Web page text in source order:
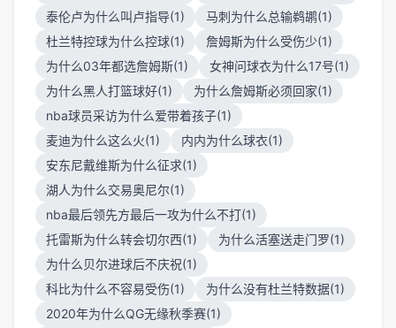
泰伦卢为什么叫卢指导(1)
马刺为什么总输鹈鹕(1)
杜兰特控球为什么控球(1)
詹姆斯为什么受伤少(1)
为什么03年都选詹姆斯(1)
女神问球衣为什么17号(1)
为什么黑人打篮球好(1)
为什么詹姆斯必须回家(1)
nba球员采访为什么爱带着孩子(1)
麦迪为什么这么火(1)
内内为什么球衣(1)
安东尼戴维斯为什么征求(1)
湖人为什么交易奥尼尔(1)
nba最后领先方最后一攻为什么不打(1)
托雷斯为什么转会切尔西(1)
为什么活塞送走门罗(1)
为什么贝尔进球后不庆祝(1)
科比为什么不容易受伤(1)
为什么没有杜兰特数据(1)
2020年为什么QG无缘秋季赛(1)